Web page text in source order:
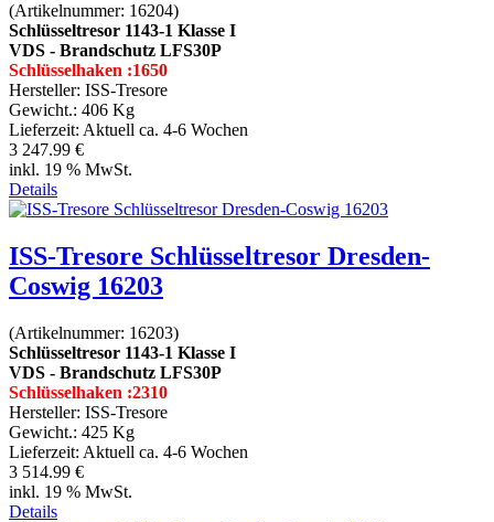
(Artikelnummer: 16204)
Schlüsseltresor 1143-1 Klasse I
VDS - Brandschutz LFS30P
Schlüsselhaken :1650
Hersteller: ISS-Tresore
Gewicht.: 406 Kg
Lieferzeit: Aktuell ca. 4-6 Wochen
3 247.99 €
inkl. 19 % MwSt.
Details
ISS-Tresore Schlüsseltresor Dresden-
Coswig 16203
(Artikelnummer: 16203)
Schlüsseltresor 1143-1 Klasse I
VDS - Brandschutz LFS30P
Schlüsselhaken :2310
Hersteller: ISS-Tresore
Gewicht.: 425 Kg
Lieferzeit: Aktuell ca. 4-6 Wochen
3 514.99 €
inkl. 19 % MwSt.
Details